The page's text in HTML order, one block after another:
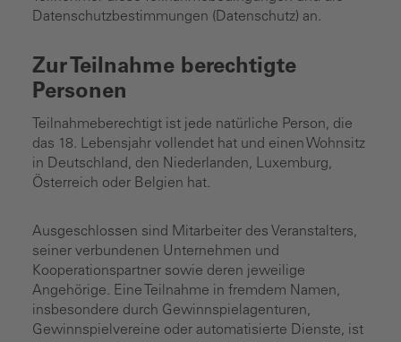
Datenschutzbestimmungen (Datenschutz) an.
Zur Teilnahme berechtigte
Personen
Teilnahmeberechtigt ist jede natürliche Person, die
das 18. Lebensjahr vollendet hat und einen Wohnsitz
in Deutschland, den Niederlanden, Luxemburg,
Österreich oder Belgien hat.
Ausgeschlossen sind Mitarbeiter des Veranstalters,
seiner verbundenen Unternehmen und
Kooperationspartner sowie deren jeweilige
Angehörige. Eine Teilnahme in fremdem Namen,
insbesondere durch Gewinnspielagenturen,
Gewinnspielvereine oder automatisierte Dienste, ist